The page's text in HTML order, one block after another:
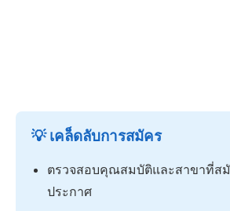
💡 เคล็ดลับการสมัคร
ตรวจสอบคุณสมบัติและสาขาที่ส
ประกาศ